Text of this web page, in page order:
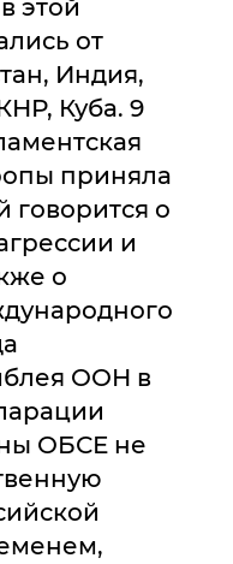
этой
от
Индия,
Куба. 9
приняла
говорится о
и
о
ООН в
ОБСЕ не